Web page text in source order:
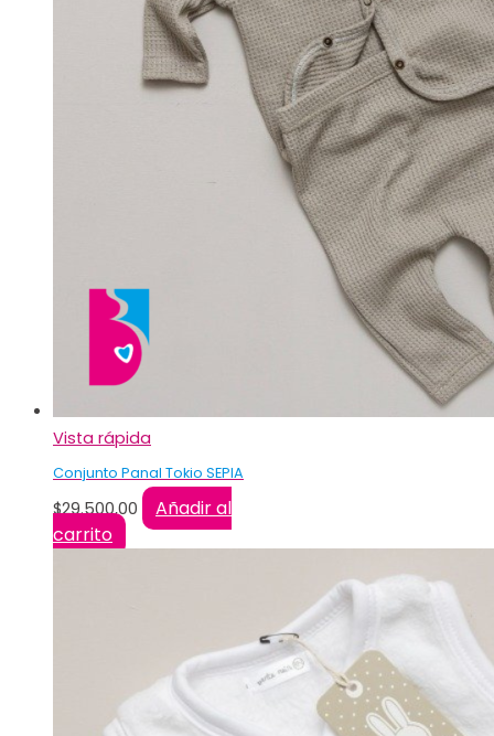
Vista rápida
Conjunto Panal Tokio SEPIA
$29.500,00
Añadir al
carrito